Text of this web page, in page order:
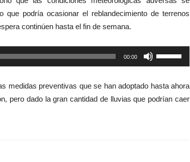
de
flecha
para
aumentar
disminuir
el
podría ocasionar el reblandecimiento de terrenos
continúen hasta el fin de semana.
00:00
las
de
flecha
medidas preventivas que se han adoptado hasta ahora
pero dado la gran cantidad de lluvias que podrían caer